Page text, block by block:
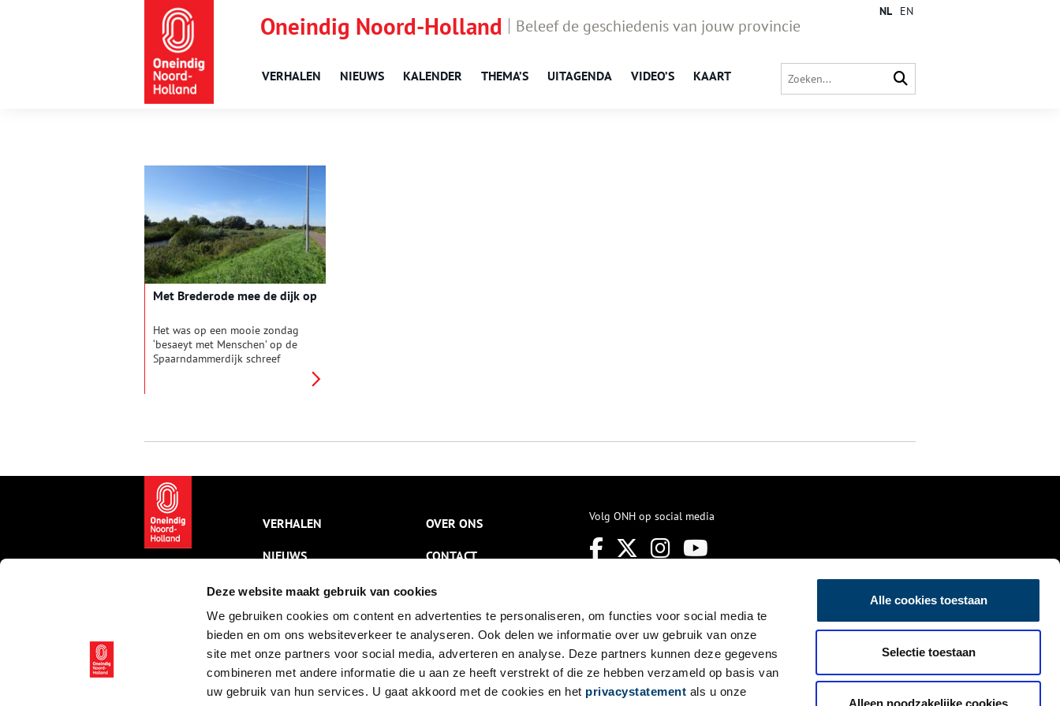
Deze website maakt gebruik van cookies
We gebruiken cookies om content en advertenties te personaliseren, om functies voor social media te
bieden en om ons websiteverkeer te analyseren. Ook delen we informatie over uw gebruik van onze
site met onze partners voor social media, adverteren en analyse. Deze partners kunnen deze gegevens
combineren met andere informatie die u aan ze heeft verstrekt of die ze hebben verzameld op basis van
uw gebruik van hun services. U gaat akkoord met de cookies en het privacystatement als u onze
Alle cookies toestaan
Selectie toestaan
Alleen noodzakelijke cookies
Oneindig Noord-Holland Beleef de geschiedenis van jouw provincie
VERHALEN NIEUWS KALENDER THEMA’S UITAGENDA VIDEO’S KAART
NL EN
Met Brederode mee de dijk op
Het was op een mooie zondag
‘besaeyt met Menschen’ op de
Spaarndammerdijk schreef
Wandel (in gedachten) met
VERHALEN
NIEUWS
KALENDER
THEMA’S
ACTIVITEITEN
VIDEO’S
OVER ONS
CONTACT
NIEUWSBRIEF
DISCLAIMER
PRIVACY
TOEGANKELIJKHEID
Volg ONH op social media